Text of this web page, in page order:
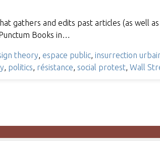
gathers and edits past articles (as well
Books in…
theory espace public, insurrection
politics résistance social protest, Wall